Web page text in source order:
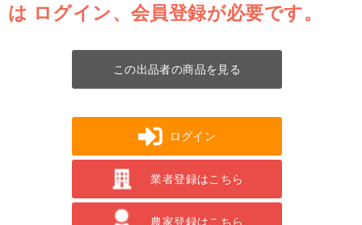
は ログイン、会員登録が必要です。
この出品者の商品を見る
ログイン
業者登録はこちら
農家登録はこちら